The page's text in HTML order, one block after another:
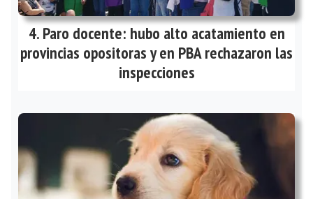
Paro docente: hubo alto acatamiento en
provincias opositoras y en PBA rechazaron las
inspecciones